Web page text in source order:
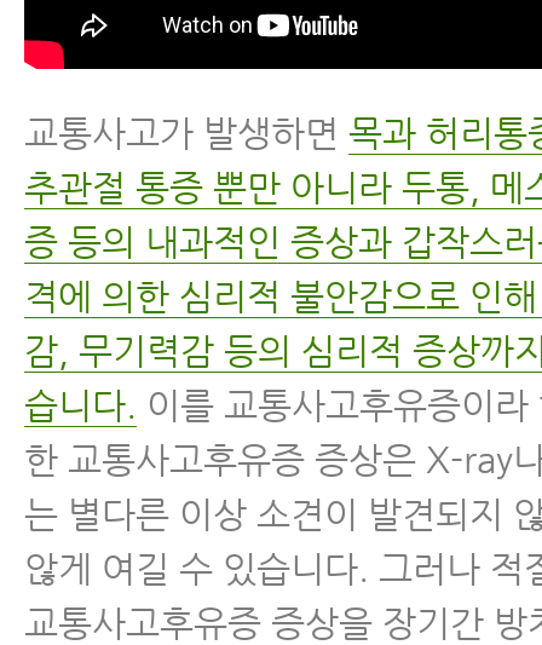
교통사고가 발생하면 목과 허리통
추관절 통증 뿐만 아니라 두통, 메
증 등의 내과적인 증상과 갑작스
격에 의한 심리적 불안감으로 인
감, 무기력감 등의 심리적 증상까
습니다. 이를 교통사고후유증이
한 교통사고후유증 증상은 X-ray
는 별다른 이상 소견이 발견되지
않게 여길 수 있습니다. 그러나 적
교통사고후유증 증상을 장기간 방